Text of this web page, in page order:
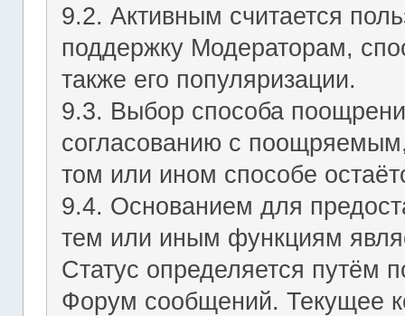
9.2. Активным считается
поддержку Модераторам,
также его популяризации.
9.3. Выбор способа
согласованию с
том или ином способе
9.4. Основанием для
тем или иным функциям
Статус определяется путём
Форум сообщений. Текущее